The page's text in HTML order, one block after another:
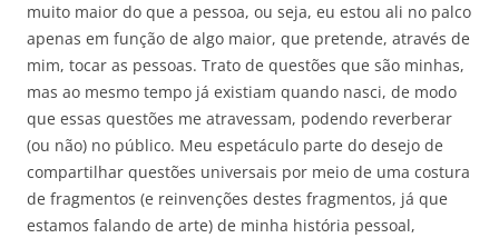
muito maior do que a pessoa, ou seja, eu estou ali no palco
apenas em função de algo maior, que pretende, através de
mim, tocar as pessoas. Trato de questões que são minhas,
mas ao mesmo tempo já existiam quando nasci, de modo
que essas questões me atravessam, podendo reverberar
(ou não) no público. Meu espetáculo parte do desejo de
compartilhar questões universais por meio de uma costura
de fragmentos (e reinvenções destes fragmentos, já que
estamos falando de arte) de minha história pessoal,